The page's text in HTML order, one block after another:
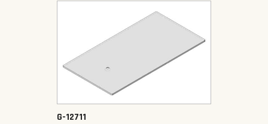
G-12711